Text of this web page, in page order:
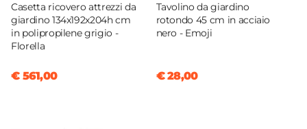
Casetta ricovero attrezzi da
giardino 134x192x204h cm
in polipropilene grigio -
Florella
€ 561,00
Tavolino da giardino
rotondo 45 cm in acciaio
nero - Emoji
€ 28,00